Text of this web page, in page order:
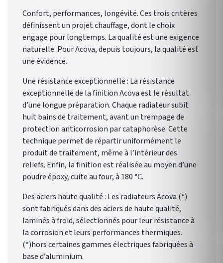
Confort, performances, longévité. Ces trois critères
définissent un projet chauffage, dont le choix
engage pour longtemps. La qualité est une exigence
naturelle. Pour Acova, depuis toujours, la qualité est
une évidence.
Une résistance exceptionnelle : La résistance
exceptionnelle de la finition Acova est le résultat
d’une longue préparation. Chaque radiateur subit
huit bains de traitement, avant un trempage de
protection anticorrosion par cataphorèse. Cette
technique permet de répartir uniformément le
produit de traitement, même à l’intérieur des
reliefs. Enfin, la finition est réalisée au moyen d’une
poudre époxy, cuite au four, à 180 °C.
Des aciers haute qualité : Les radiateurs Acova (*)
sont fabriqués dans des aciers de haute qualité,
laminés à froid, sélectionnés pour leur résistance à
la corrosion et leurs performances thermiques.
(*)hors certaines gammes électriques fabriquées à
base d’aluminium.